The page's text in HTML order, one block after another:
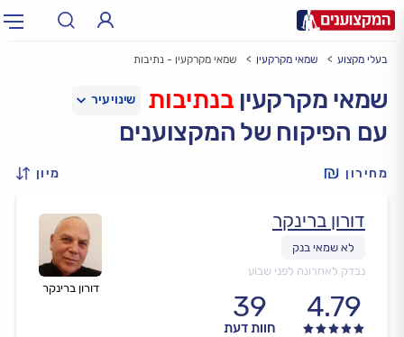
עירעיר: תל אביב, חיפה…
בעלי מקצוע שמאי מקרקעין שמאי מקרקעין - נתיבות
שמאי מקרקעין בנתיבות
עם הפיקוח של המקצוענים
מחירון מיון
דורון ברינקר
דורון ברינקר
נבדק לאחרונה לפני שבוע
4.79
39
חוות דעת